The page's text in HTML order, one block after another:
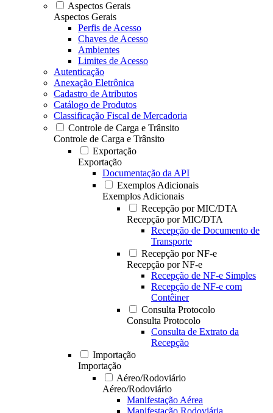
Aspectos Gerais
Aspectos Gerais
Perfis de Acesso
Chaves de Acesso
Ambientes
Limites de Acesso
Autenticação
Anexação Eletrônica
Cadastro de Atributos
Catálogo de Produtos
Classificação Fiscal de Mercadoria
Controle de Carga e Trânsito
Controle de Carga e Trânsito
Exportação
Exportação
Documentação da API
Exemplos Adicionais
Exemplos Adicionais
Recepção por MIC/DTA
Recepção por MIC/DTA
Recepção de Documento de
Transporte
Recepção por NF-e
Recepção por NF-e
Recepção de NF-e Simples
Recepção de NF-e com
Contêiner
Consulta Protocolo
Consulta Protocolo
Consulta de Extrato da
Recepção
Importação
Importação
Aéreo/Rodoviário
Aéreo/Rodoviário
Manifestação Aérea
Manifestação Rodoviária